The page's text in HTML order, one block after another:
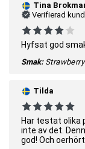
Tina
Verifierad kund
Hyfsat god
Smak:
Tilda
Har testat olika
inte av det.
god! Och